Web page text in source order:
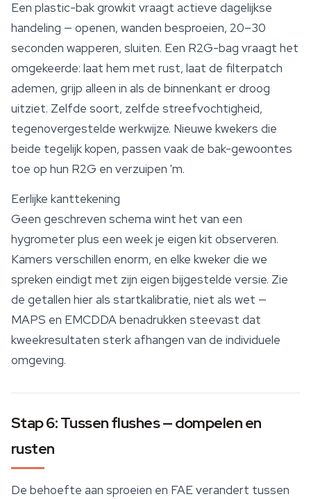
Een plastic-bak growkit vraagt actieve dagelijkse
handeling — openen, wanden besproeien, 20–30
seconden wapperen, sluiten. Een R2G-bag vraagt het
omgekeerde: laat hem met rust, laat de filterpatch
ademen, grijp alleen in als de binnenkant er droog
uitziet. Zelfde soort, zelfde streefvochtigheid,
tegenovergestelde werkwijze. Nieuwe kwekers die
beide tegelijk kopen, passen vaak de bak-gewoontes
toe op hun R2G en verzuipen 'm.
Eerlijke kanttekening
Geen geschreven schema wint het van een
hygrometer plus een week je eigen kit observeren.
Kamers verschillen enorm, en elke kweker die we
spreken eindigt met zijn eigen bijgestelde versie. Zie
de getallen hier als startkalibratie, niet als wet —
MAPS en EMCDDA benadrukken steevast dat
kweekresultaten sterk afhangen van de individuele
omgeving.
Stap 6: Tussen flushes — dompelen en
rusten
De behoefte aan sproeien en FAE verandert tussen